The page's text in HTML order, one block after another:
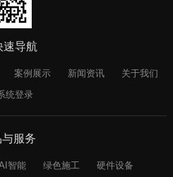
速导航
案例展示 新闻资讯
关于我们
统登录
与服务
智能 绿色施工
硬件设备